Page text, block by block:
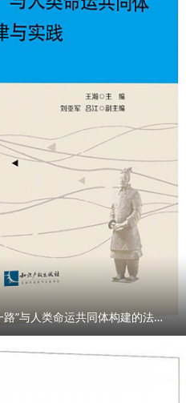
研究成果｜王瀚主编：《“一带一路”与人类命运共同体构建的法律与实践》